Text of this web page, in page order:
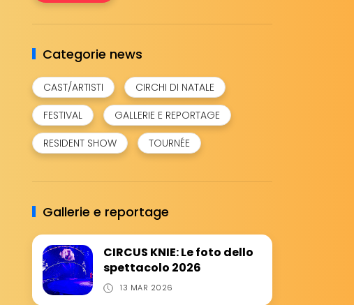
Categorie news
CAST/ARTISTI
CIRCHI DI NATALE
FESTIVAL
GALLERIE E REPORTAGE
RESIDENT SHOW
TOURNÉE
Gallerie e reportage
CIRCUS KNIE: Le foto dello
spettacolo 2026
13 MAR 2026